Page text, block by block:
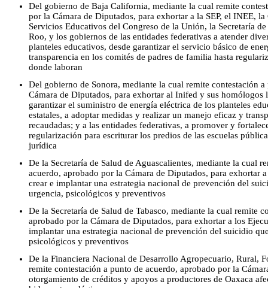
Del gobierno de Baja California, mediante la cual remite
por la Cámara de Diputados, para exhortar a la SEP, el INEE,
Servicios Educativos del Congreso de la Unión, la Secretaría
Roo, y los gobiernos de las entidades federativas a atender
planteles educativos, desde garantizar el servicio básico de
transparencia en los comités de padres de familia hasta
donde laboran
Del gobierno de Sonora, mediante la cual remite contestación
Cámara de Diputados, para exhortar al Inifed y sus homólogos
garantizar el suministro de energía eléctrica de los planteles
estatales, a adoptar medidas y realizar un manejo eficaz y
recaudadas; y a las entidades federativas, a promover y
regularización para escriturar los predios de las escuelas
jurídica
De la Secretaría de Salud de Aguascalientes, mediante la cual
acuerdo, aprobado por la Cámara de Diputados, para exhortar
crear e implantar una estrategia nacional de prevención del
urgencia, psicológicos y preventivos
De la Secretaría de Salud de Tabasco, mediante la cual remite
aprobado por la Cámara de Diputados, para exhortar a los
implantar una estrategia nacional de prevención del suicidio
psicológicos y preventivos
De la Financiera Nacional de Desarrollo Agropecuario, Rural,
remite contestación a punto de acuerdo, aprobado por la
otorgamiento de créditos y apoyos a productores de Oaxaca